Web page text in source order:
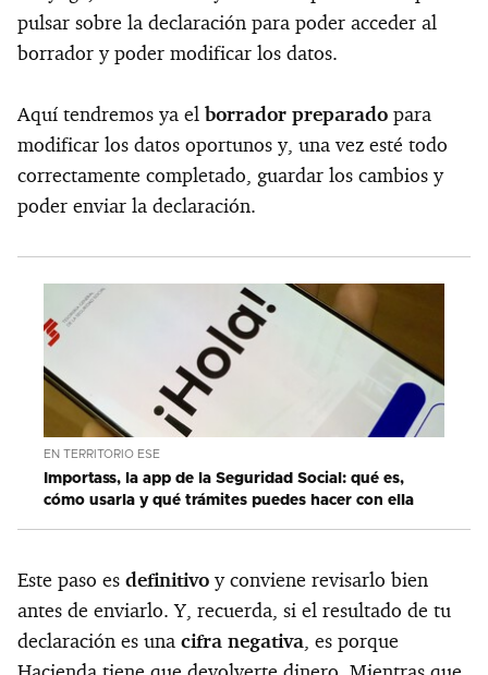
pulsar sobre la declaración para poder acceder al
borrador y poder modificar los datos.
Aquí tendremos ya el borrador preparado para
modificar los datos oportunos y, una vez esté todo
correctamente completado, guardar los cambios y
poder enviar la declaración.
EN TERRITORIO ESE
Importass, la app de la Seguridad Social: qué es,
cómo usarla y qué trámites puedes hacer con ella
Este paso es definitivo y conviene revisarlo bien
antes de enviarlo. Y, recuerda, si el resultado de tu
declaración es una cifra negativa, es porque